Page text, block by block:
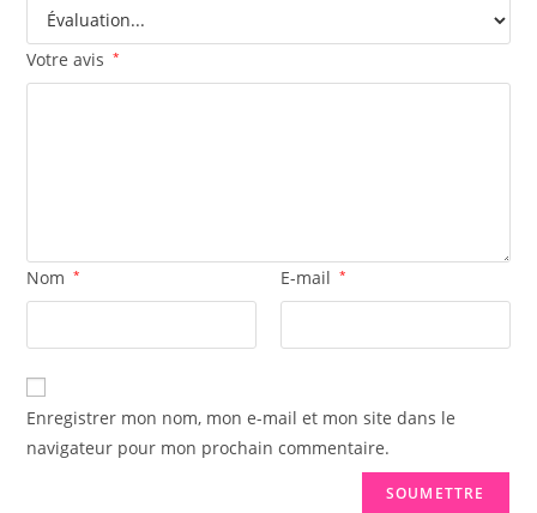
Votre avis *
Nom * E-mail *
Enregistrer mon nom, mon e-mail et mon site dans le
navigateur pour mon prochain commentaire.